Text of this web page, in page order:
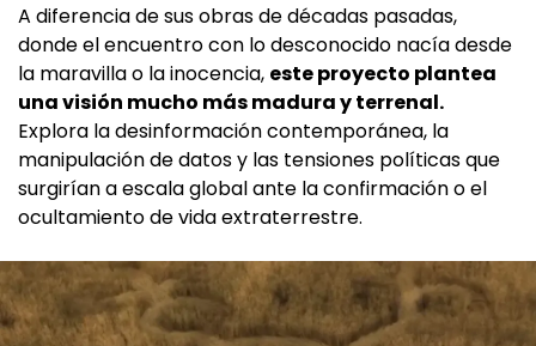
A diferencia de sus obras de décadas pasadas,
donde el encuentro con lo desconocido nacía desde
la maravilla o la inocencia, este proyecto plantea
una visión mucho más madura y terrenal.
Explora la desinformación contemporánea, la
manipulación de datos y las tensiones políticas que
surgirían a escala global ante la confirmación o el
ocultamiento de vida extraterrestre.